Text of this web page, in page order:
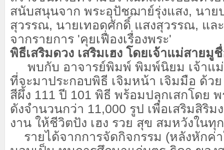
สนับสนุนจาก พระอุปัชฌาย์รุ่งแสง, นาย
สุวรรณ, นายเทอดศักดิ์ แสงสุวรรณ, แ
จากรายการ 'คุยเฟื่องเรื่องพระ'
พิธีเสริมดวง เสริมเฮง โดยเจ้าแม่สายมู
พบกับ อาจารย์พิมพ์ พิมพ์นิยม เจ้าแ
ที่จะมาประกอบพิธี เจิมหน้า เจิมมือ ด้ว
สีผึ้ง 111 ปี 101 พิธี พร้อมปลุกเสกโดย
ดังจำนวนกว่า 11,000 รูป เพื่อเสริมสิริม
งาน ให้ชีวิตปัง เฮง รวย สุข สมหวังในทุ
รายได้จากการจัดกิจกรรม (หลังหักค่